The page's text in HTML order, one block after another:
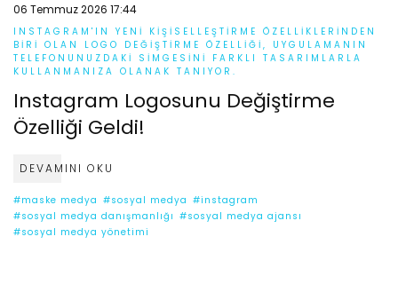
06 Temmuz 2026 17:44
INSTAGRAM'IN YENI KIŞISELLEŞTIRME ÖZELLIKLERINDEN
BIRI OLAN LOGO DEĞIŞTIRME ÖZELLIĞI, UYGULAMANIN
TELEFONUNUZDAKI SIMGESINI FARKLI TASARIMLARLA
KULLANMANIZA OLANAK TANIYOR.
Instagram Logosunu Değiştirme
Özelliği Geldi!
DEVAMINI OKU
#maske medya #sosyal medya #instagram
#sosyal medya danışmanlığı #sosyal medya ajansı
#sosyal medya yönetimi